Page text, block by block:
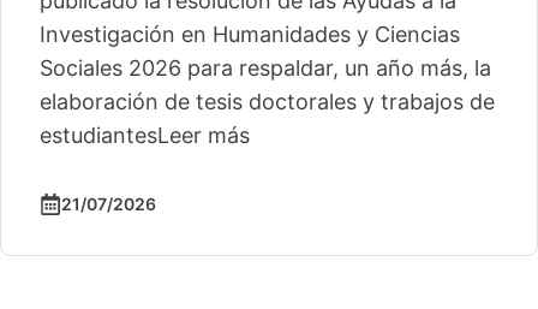
Investigación en Humanidades y Ciencias
Sociales 2026 para respaldar, un año más, la
elaboración de tesis doctorales y trabajos de
estudiantesLeer más
21/07/2026